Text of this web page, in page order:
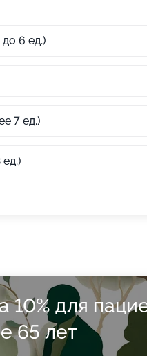
6 ед.)
7 ед.)
10% для
65 лет